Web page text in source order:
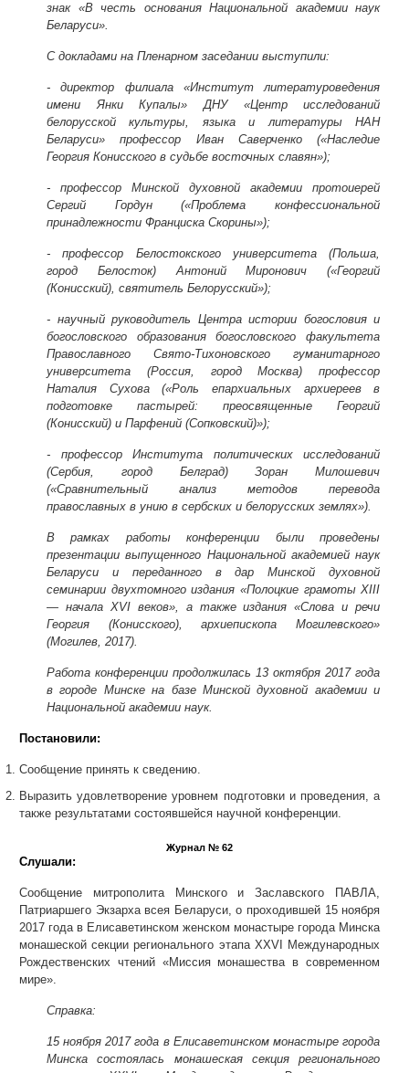
знак «В честь основания Национальной академии наук
Беларуси».
С докладами на Пленарном заседании выступили:
- директор филиала «Институт литературоведения
имени Янки Купалы» ДНУ «Центр исследований
белорусской культуры, языка и литературы НАН
Беларуси» профессор Иван Саверченко («Наследие
Георгия Конисского в судьбе восточных славян»);
- профессор Минской духовной академии протоиерей
Сергий Гордун («Проблема конфессиональной
принадлежности Франциска Скорины»);
- профессор Белостокского университета (Польша,
город Белосток) Антоний Миронович («Георгий
(Конисский), святитель Белорусский»);
- научный руководитель Центра истории богословия и
богословского образования богословского факультета
Православного Свято-Тихоновского гуманитарного
университета (Россия, город Москва) профессор
Наталия Сухова («Роль епархиальных архиереев в
подготовке пастырей: преосвященные Георгий
(Конисский) и Парфений (Сопковский)»);
- профессор Института политических исследований
(Сербия, город Белград) Зоран Милошевич
(«Сравнительный анализ методов перевода
православных в унию в сербских и белорусских землях»).
В рамках работы конференции были проведены
презентации выпущенного Национальной академией наук
Беларуси и переданного в дар Минской духовной
семинарии двухтомного издания «Полоцкие грамоты XIII
— начала XVI веков», а также издания «Слова и речи
Георгия (Конисского), архиепископа Могилевского»
(Могилев, 2017).
Работа конференции продолжилась 13 октября 2017 года
в городе Минске на базе Минской духовной академии и
Национальной академии наук.
Постановили:
Сообщение принять к сведению.
Выразить удовлетворение уровнем подготовки и проведения, а
также результатами состоявшейся научной конференции.
Журнал № 62
Слушали:
Сообщение митрополита Минского и Заславского ПАВЛА,
Патриаршего Экзарха всея Беларуси, о проходившей 15 ноября
2017 года в Елисаветинском женском монастыре города Минска
монашеской секции регионального этапа XXVI Международных
Рождественских чтений «Миссия монашества в современном
мире».
Справка:
15 ноября 2017 года в Елисаветинском монастыре города
Минска состоялась монашеская секция регионального